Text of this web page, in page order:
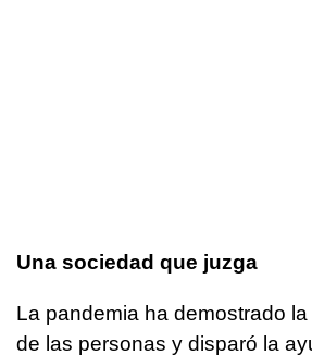
Una sociedad que juzga
La pandemia ha demostrado
de las personas y disparó la